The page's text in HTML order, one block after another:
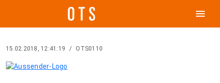
menu
15.02.2018, 12:41:19 / OTS0110